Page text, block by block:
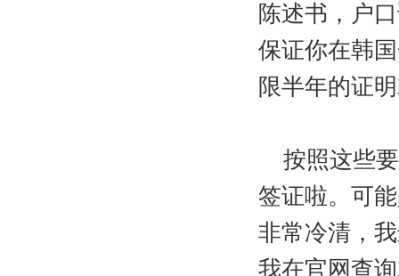
陈述书，户
保证你在韩
限半年的证
按照这些要
签证啦。可
非常冷清，
我在官网查